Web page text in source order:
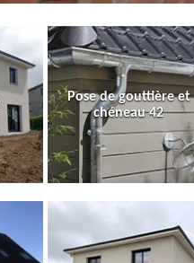
Pose de gouttière et
chéneau 42